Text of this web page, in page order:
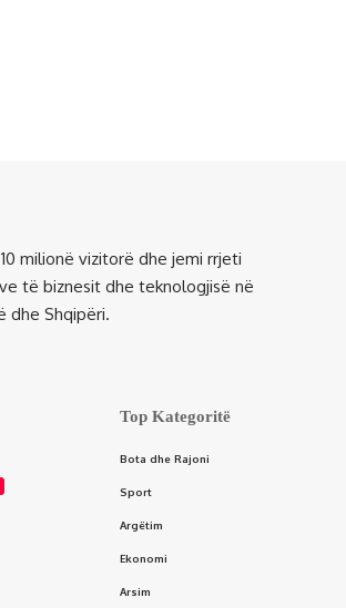
milionë vizitorë dhe jemi rrjeti
të biznesit dhe teknologjisë në
dhe Shqipëri.
Top Kategoritë
Bota dhe Rajoni
Sport
Argëtim
Ekonomi
Arsim